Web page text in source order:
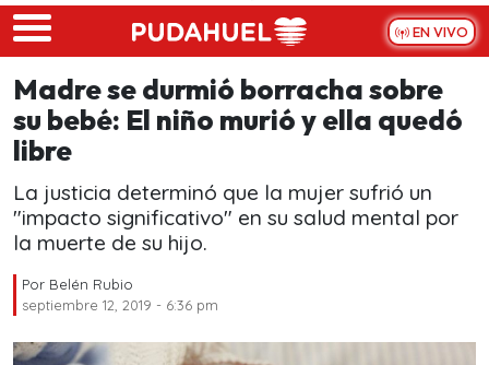
Skip to main content
EN VIVO
Madre se durmió borracha sobre
su bebé: El niño murió y ella quedó
libre
La justicia determinó que la mujer sufrió un
"impacto significativo" en su salud mental por
la muerte de su hijo.
Por Belén Rubio
septiembre 12, 2019 - 6:36 pm